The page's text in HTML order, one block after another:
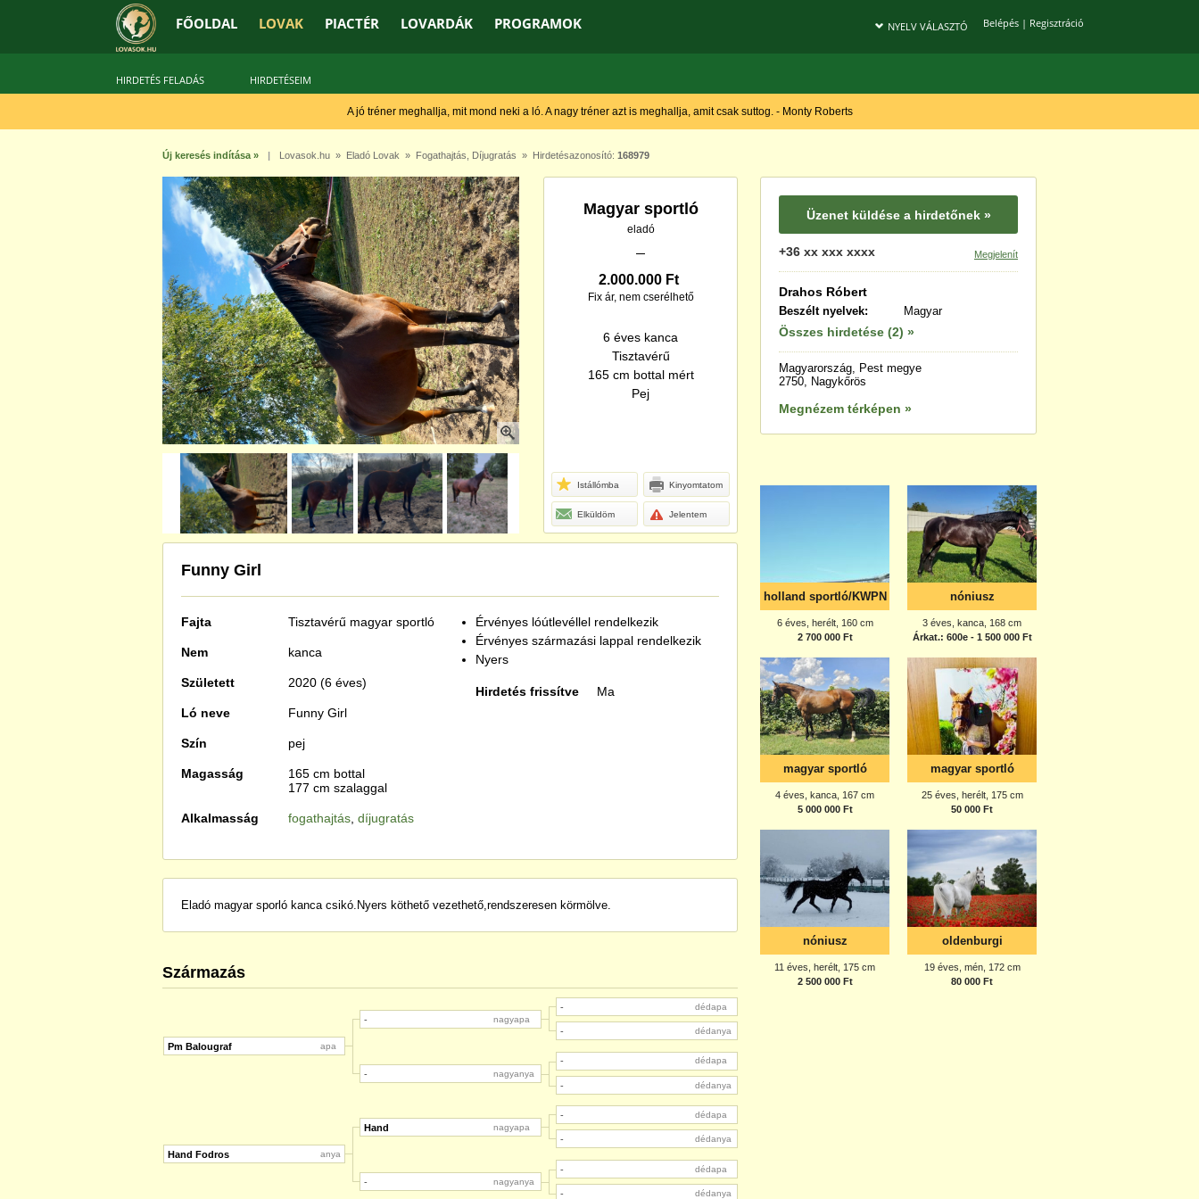
FŐOLDAL LOVAK PIACTÉR LOVARDÁK PROGRAMOK Belépés| Regisztráció
NYELV VÁLASZTÓ
HIRDETÉS FELADÁS HIRDETÉSEIM
A jó tréner meghallja, mit mond neki a ló. A nagy tréner azt is meghallja, amit csak suttog. - Monty Roberts
Új keresés indítása » | Lovasok.hu » Eladó Lovak » Fogathajtás Díjugratás » Hirdetésazonosító: 168979
Magyar sportló
eladó
2.000.000 Ft
Fix ár, nem cserélhető
6 éves kanca
Tisztavérű
165 cm bottal mért
Pej
Istállómba Kinyomtatom
Elküldöm Jelentem
Funny Girl
Fajta Tisztavérű magyar sportló
Nem kanca
Született 2020 (6 éves)
Ló neve Funny Girl
Szín pej
Magasság
165 cm bottal
177 cm szalaggal
Alkalmasság fogathajtás díjugratás
Érvényes lóútlevéllel rendelkezik
Érvényes származási lappal rendelkezik
Nyers
Hirdetés frissítve Ma
Eladó magyar sporló kanca csikó.Nyers köthető vezethető,rendszeresen körmölve.
Származás
Pm Balougraf apa
Hand Fodros anya
- nagyapa
- nagyanya
Hand nagyapa
- nagyanya
- dédapa
- dédanya
- dédapa
- dédanya
- dédapa
- dédanya
- dédapa
- dédanya
Üzenet küldése a hirdetőnek »
+36 xx xxx xxxx Megjelenít
Drahos Róbert
Beszélt nyelvek: Magyar
Összes hirdetése (2) »
Magyarország, Pest megye
2750, Nagykőrös
Megnézem térképen »